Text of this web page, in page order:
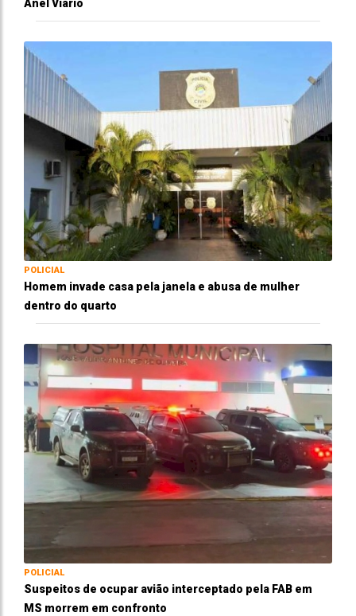
Anel Viário
POLICIAL
Homem invade casa pela janela e abusa de mulher
dentro do quarto
POLICIAL
Suspeitos de ocupar avião interceptado pela FAB em
MS morrem em confronto